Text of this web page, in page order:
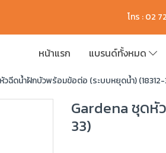
โทร : 02
หน้าแรก แบรนด์ทั้งหมด
วฉีดน้ำฝักบัวพร้อมข้อต่อ (ระบบหยุดน้ำ) (18312-
Gardena ชุดหั
33)